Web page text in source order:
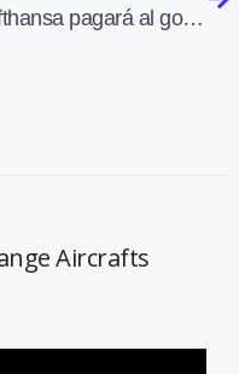
Lufthansa pagará al gobierno de Italia 325 millones para tener el 90% de las acciones de ITA Airways
Aircrafts